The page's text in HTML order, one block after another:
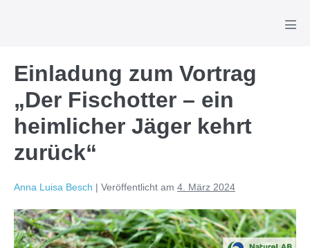
Einladung zum Vortrag
„Der Fischotter – ein
heimlicher Jäger kehrt
zurück“
Anna Luisa Besch | Veröffentlicht am 4. März 2024